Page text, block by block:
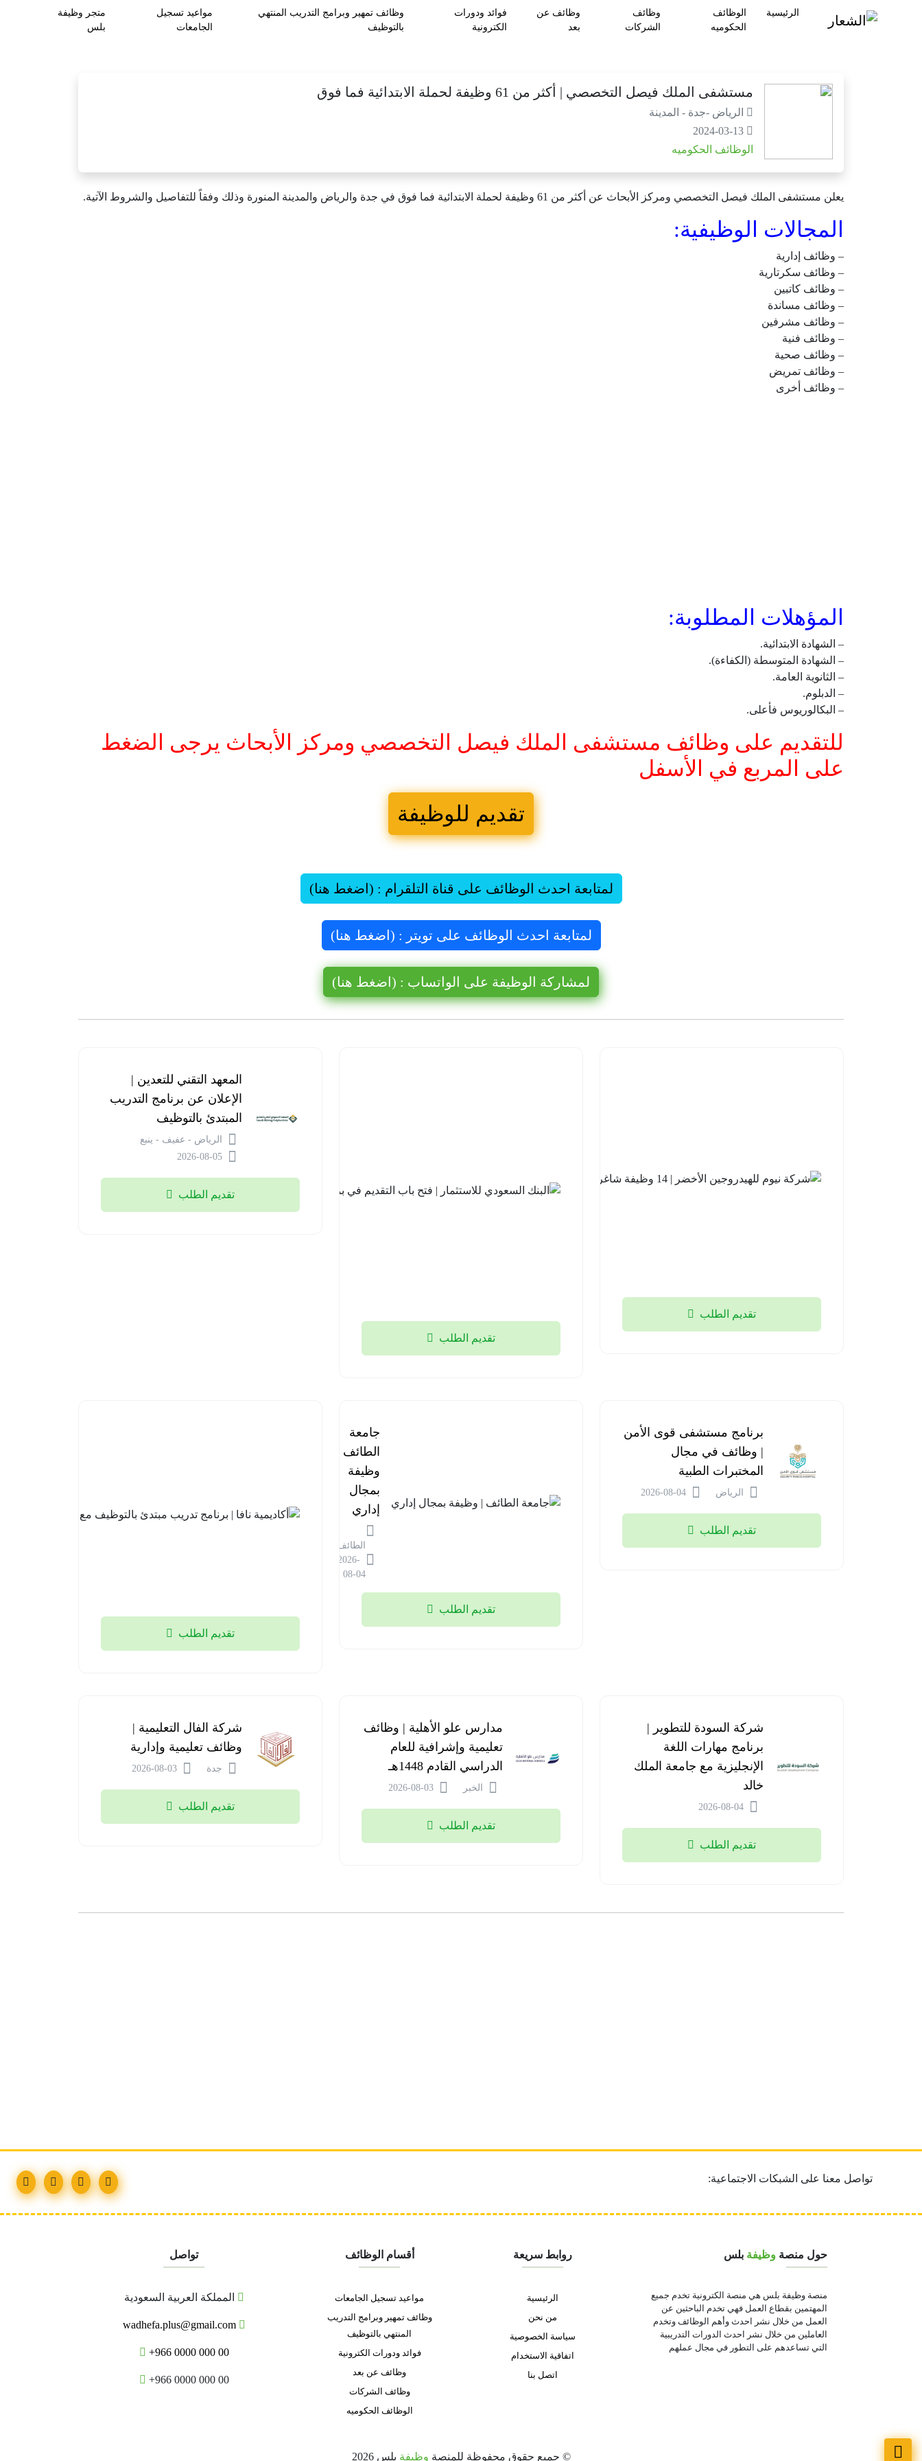
الرئيسية
الوظائف
الحكوميه
وظائف
الشركات
وظائف عن
بعد
فوائد ودورات
الكترونية
وظائف تمهير وبرامج التدريب المنتهي
بالتوظيف
مواعيد تسجيل
الجامعات
متجر وظيفة
بلس
مستشفى الملك فيصل التخصصي | أكثر من 61 وظيفة لحملة الابتدائية فما فوق
الرياض -جدة - المدينة
2024-03-13
الوظائف الحكوميه
يعلن مستشفى الملك فيصل التخصصي ومركز الأبحاث عن أكثر من 61 وظيفة لحملة الابتدائية فما فوق في جدة والرياض والمدينة المنورة وذلك وفقاً للتفاصيل والشروط الآتية.
المجالات الوظيفية:
– وظائف إدارية
– وظائف سكرتارية
– وظائف كاتبين
– وظائف مساندة
– وظائف مشرفين
– وظائف فنية
– وظائف صحية
– وظائف تمريض
– وظائف أخرى
المؤهلات المطلوبة:
– الشهادة الابتدائية.
– الشهادة المتوسطة (الكفاءة).
– الثانوية العامة.
– الدبلوم.
– البكالوريوس فأعلى.
للتقديم على وظائف مستشفى الملك فيصل التخصصي ومركز الأبحاث يرجى الضغط
على المربع في الأسفل
تقديم للوظيفة
لمتابعة احدث الوظائف على قناة التلقرام : (اضغط هنا)
لمتابعة احدث الوظائف على تويتر : (اضغط هنا)
لمشاركة الوظيفة على الواتساب : (اضغط هنا)
الثانوية فما
تقديم الطلب
البنك
السعودي
للاستثمار
| فتح باب
التقديم
في
برنامج
تطوير
تقديم الطلب
المعهد التقني للتعدين |
الإعلان عن برنامج التدريب
المبتدئ بالتوظيف
الرياض - عفيف - ينبع
تقديم الطلب
برنامج مستشفى قوى الأمن
| وظائف في مجال
المختبرات الطبية
الرياض
تقديم الطلب
جامعة
الطائف |
وظيفة
بمجال
إداري
الطائف
2026-
08-04
تقديم الطلب
تقديم الطلب
شركة السودة للتطوير |
برنامج مهارات اللغة
الإنجليزية مع جامعة الملك
خالد
تقديم الطلب
مدارس علو الأهلية | وظائف
تعليمية وإشرافية للعام
الدراسي القادم 1448هـ
الخبر
تقديم الطلب
شركة الفال التعليمية |
وظائف تعليمية وإدارية
جدة
تقديم الطلب
تواصل معنا على الشبكات الاجتماعية:
حول منصة وظيفة بلس
منصة وظيفة بلس هي منصة الكترونية تخدم جميع
المهتمين بقطاع العمل فهي تخدم الباحثين عن
العمل من خلال نشر احدث وأهم الوظائف وتخدم
العاملين من خلال نشر احدث الدورات التدريبية
التي تساعدهم على التطور في مجال عملهم
روابط سريعة
الرئيسية
من نحن
سياسة الخصوصية
اتفاقية الاستخدام
اتصل بنا
أقسام الوظائف
مواعيد تسجيل الجامعات
وظائف تمهير وبرامج التدريب
المنتهي بالتوظيف
فوائد ودورات الكترونية
وظائف عن بعد
وظائف الشركات
الوظائف الحكوميه
تواصل
المملكة العربية السعودية
wadhefa.plus@gmail.com
+966 0000 000 00
+966 0000 000 00
© جميع حقوق محفوظة للمنصة وظيفة بلس2026